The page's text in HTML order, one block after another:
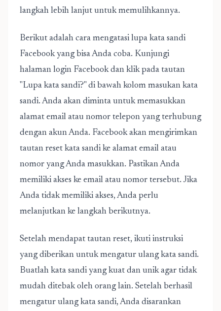
langkah lebih lanjut untuk memulihkannya.
Berikut adalah cara mengatasi lupa kata sandi
Facebookyang bisa Anda coba. Kunjungi
halaman login Facebook dan klik pada tautan
"Lupa kata sandi?" di bawah kolom masukan kata
sandi. Anda akan diminta untuk memasukkan
alamat email atau nomor telepon yang terhubung
dengan akun Anda. Facebook akan mengirimkan
tautan reset kata sandi ke alamat email atau
nomor yang Anda masukkan. Pastikan Anda
memiliki akses ke email atau nomor tersebut. Jika
Anda tidak memiliki akses, Anda perlu
melanjutkan ke langkah berikutnya.
Setelah mendapat tautan reset, ikuti instruksi
yang diberikan untuk mengatur ulang kata sandi.
Buatlah kata sandi yang kuat dan unik agar tidak
mudah ditebak oleh orang lain. Setelah berhasil
mengatur ulang kata sandi, Anda disarankan